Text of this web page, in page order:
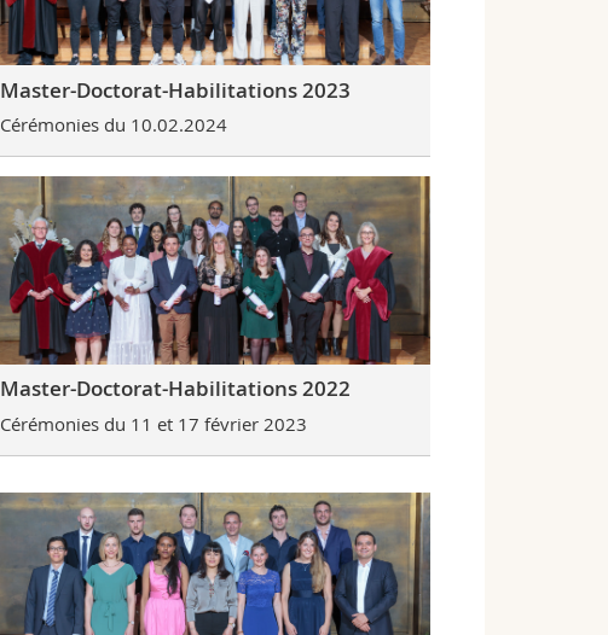
Master-Doctorat-Habilitations 2023
Cérémonies du 10.02.2024
Master-Doctorat-Habilitations 2022
Cérémonies du 11 et 17 février 2023